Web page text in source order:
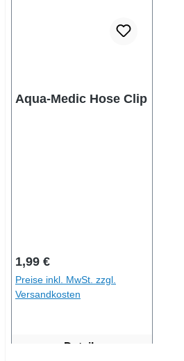
Aqua-Medic Hose Clip
Regulärer Preis:
1,99 €
Preise inkl. MwSt. zzgl.
Versandkosten
Details